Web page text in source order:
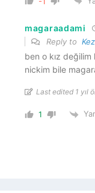
magaraadami
Reply to
ben o kız
nickim bile
Last edited 1 yıl
1